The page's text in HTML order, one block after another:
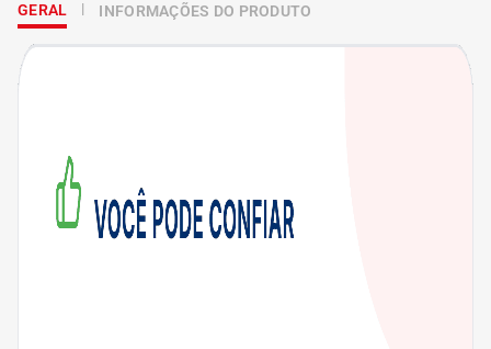
GERAL INFORMAÇÕES DO PRODUTO